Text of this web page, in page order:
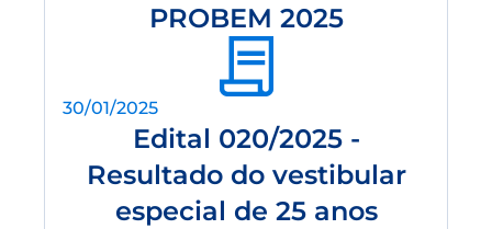
PROBEM 2025
30/01/2025
Edital 020/2025 -
Resultado do vestibular
especial de 25 anos